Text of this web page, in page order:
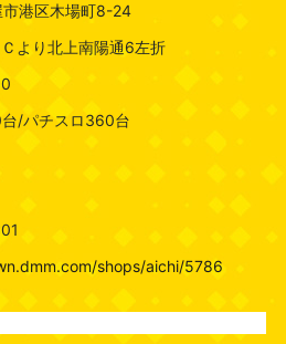
市港区木場町8-24
より北上南陽通6左折
/パチスロ360台
shops/aichi/5786